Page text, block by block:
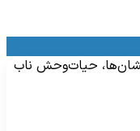
حیات‌وحش ناب